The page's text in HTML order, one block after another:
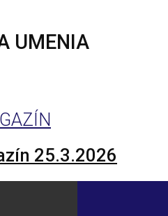
UMENIA
25.3.2026